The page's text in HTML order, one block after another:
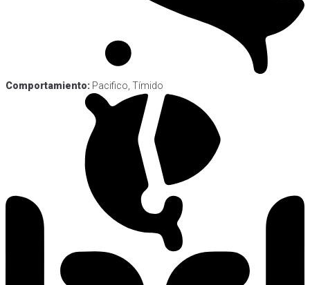
Comportamiento: Pacifico, Tímido